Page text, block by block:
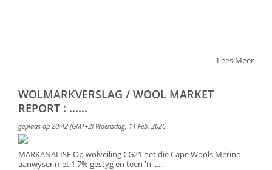
Lees Meer
WOLMARKVERSLAG / WOOL MARKET
REPORT : ......
geplaas op 20:42 (GMT+2) Woensdag, 11 Feb. 2026
MARKANALISE Op wolveiling CG21 het die Cape Wools Merino-
aanwyser met 1.7% gestyg en teen 'n ......